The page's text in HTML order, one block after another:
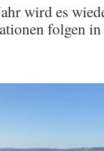
wird es
folgen